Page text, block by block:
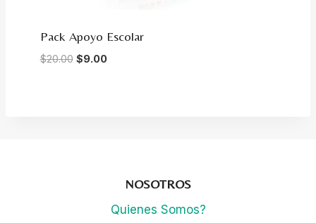
Pack Apoyo Escolar
$20.00 Original
$9.00Current
NOSOTROS
Quienes Somos?